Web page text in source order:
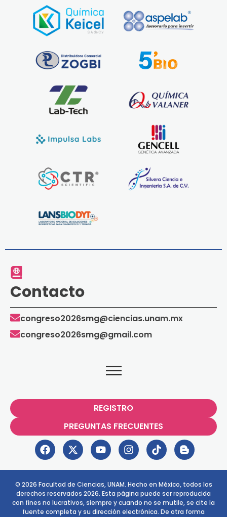
Contacto
congreso2026smg@ciencias.unam.mx
congreso2026smg@gmail.com
REGISTRO
PREGUNTAS FRECUENTES
© 2026 Facultad de Ciencias, UNAM. Hecho en México, todos los
derechos reservados 2026. Esta página puede ser reproducida
con fines no lucrativos, siempre y cuando no se mutile, se cite la
fuente completa y su dirección electrónica. De otra forma